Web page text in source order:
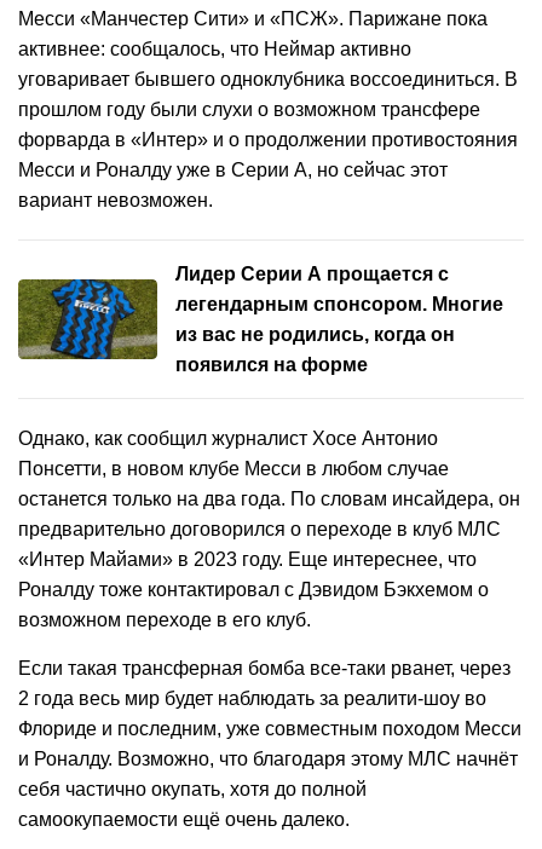
Месси «Манчестер Сити» и «ПСЖ». Парижане пока
активнее: сообщалось, что Неймар активно
уговаривает бывшего одноклубника воссоединиться. В
прошлом году были слухи о возможном трансфере
форварда в «Интер» и о продолжении противостояния
Месси и Роналду уже в Серии А, но сейчас этот
вариант невозможен.
Лидер Серии А прощается с
легендарным спонсором. Многие
из вас не родились, когда он
появился на форме
Однако, как сообщил журналист Хосе Антонио
Понсетти, в новом клубе Месси в любом случае
останется только на два года. По словам инсайдера, он
предварительно договорился о переходе в клуб МЛС
«Интер Майами» в 2023 году. Еще интереснее, что
Роналду тоже контактировал с Дэвидом Бэкхемом о
возможном переходе в его клуб.
Если такая трансферная бомба все-таки рванет, через
2 года весь мир будет наблюдать за реалити-шоу во
Флориде и последним, уже совместным походом Месси
и Роналду. Возможно, что благодаря этому МЛС начнёт
себя частично окупать, хотя до полной
самоокупаемости ещё очень далеко.